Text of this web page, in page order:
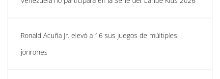
Ronald Acuña Jr. elevó a 16 sus juegos de múltiples
jonrones